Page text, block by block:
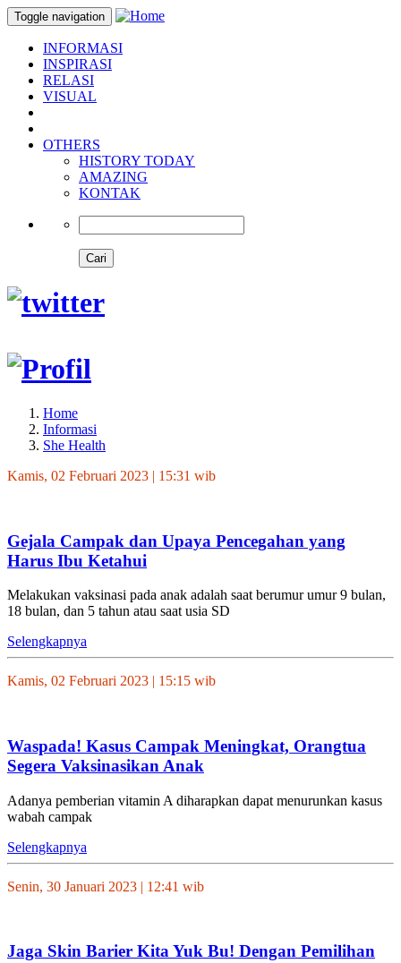
Toggle navigation
INFORMASI
INSPIRASI
RELASI
VISUAL
OTHERS
HISTORY TODAY
AMAZING
KONTAK
Cari
Home
Informasi
She Health
Kamis, 02 Februari 2023 | 15:31 wib
Gejala Campak dan Upaya Pencegahan yang
Harus Ibu Ketahui
Melakukan vaksinasi pada anak adalah saat berumur umur 9 bulan,
18 bulan, dan 5 tahun atau saat usia SD
Selengkapnya
Kamis, 02 Februari 2023 | 15:15 wib
Waspada! Kasus Campak Meningkat, Orangtua
Segera Vaksinasikan Anak
Adanya pemberian vitamin A diharapkan dapat menurunkan kasus
wabah campak
Selengkapnya
Senin, 30 Januari 2023 | 12:41 wib
Jaga Skin Barier Kita Yuk Bu! Dengan Pemilihan